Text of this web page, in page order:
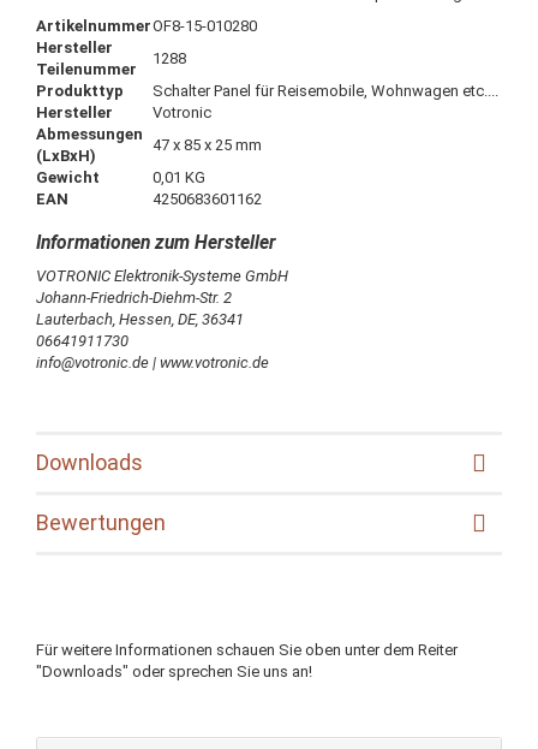
ArtikelnummerOF8-15-010280
Hersteller
Teilenummer
1288
Produkttyp
Schalter Panel für Reisemobile, Wohnwagen etc....
Hersteller
Votronic
Abmessungen
(LxBxH)
47 x 85 x 25 mm
Gewicht
0,01 KG
EAN
4250683601162
VOTRONIC Elektronik-Systeme GmbH
Johann-Friedrich-Diehm-Str. 2
Lauterbach, Hessen, DE, 36341
06641911730
info@votronic.de | www.votronic.de
Downloads
Bewertungen
Für weitere Informationen schauen Sie oben unter dem Reiter
"Downloads" oder sprechen Sie uns an!